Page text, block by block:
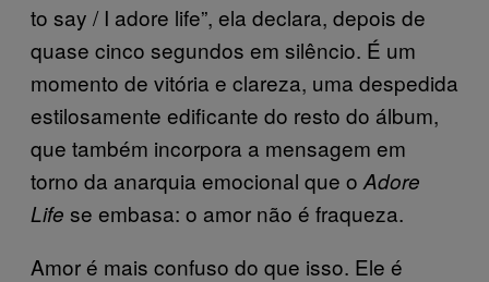
to say / I adore life”, ela declara, depois de
quase cinco segundos em silêncio. É um
momento de vitória e clareza, uma despedida
estilosamente edificante do resto do álbum,
que também incorpora a mensagem em
torno da anarquia emocional que o Adore
Life se embasa: o amor não é fraqueza.
Amor é mais confuso do que isso. Ele é